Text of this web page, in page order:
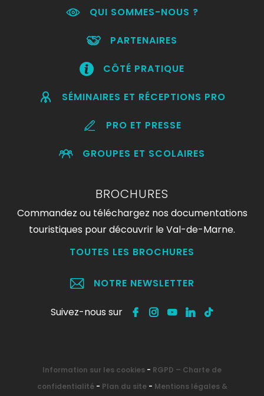
QUI SOMMES-NOUS ?
PARTENAIRES
CÔTÉ PRATIQUE
SÉMINAIRES ET RÉCEPTIONS PRO
PRO ET PRESSE
GROUPES ET SCOLAIRES
BROCHURES
Commandez ou téléchargez nos documentations
touristiques pour découvrir le Val-de-Marne.
TOUTES LES BROCHURES
NOTRE NEWSLETTER
Suivez-nous sur
Information sur les cookies - RGPD – Charte de
confidentialité- Plan du site- Mentions légales &